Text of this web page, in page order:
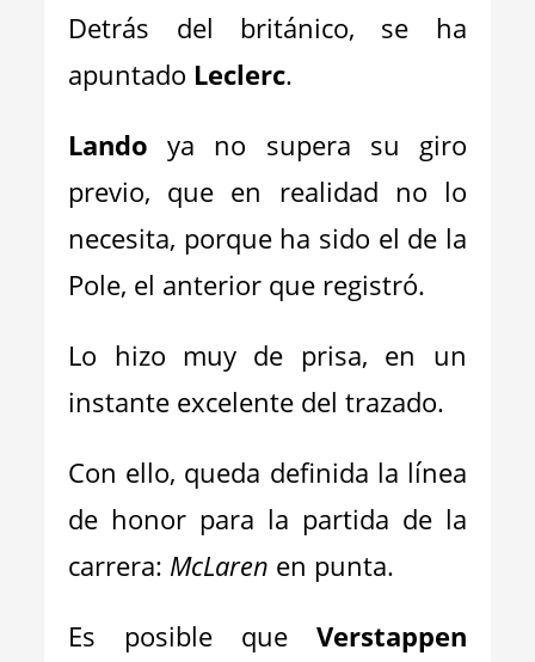
Detrás del británico, se ha
apuntado Leclerc.
Lando ya no supera su giro
previo, que en realidad no lo
necesita, porque ha sido el de la
Pole, el anterior que registró.
Lo hizo muy de prisa, en un
instante excelente del trazado.
Con ello, queda definida la línea
de honor para la partida de la
carrera: McLaren en punta.
Es posible que Verstappen